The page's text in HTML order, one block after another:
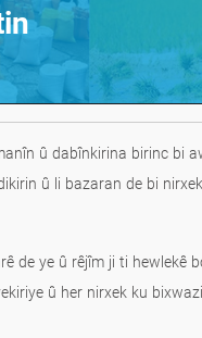
û dabînkirina birinc bi
û li bazaran de bi
de ye û rêjîm ji ti hewlekê
û her nirxek ku